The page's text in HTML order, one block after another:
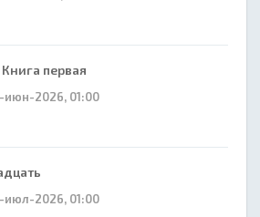
первая
июн-2026, 01:00
июл-2026, 01:00